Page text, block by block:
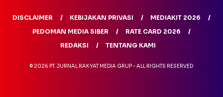
DISCLAIMER KEBIJAKAN PRIVASI
MEDIAKIT 2026
PEDOMAN MEDIA SIBER
RATE CARD 2026
REDAKSI
TENTANG KAMI
© 2026 PT. JURNAL RAKYAT MEDIA GRUP - ALL RIGHTS RESERVED